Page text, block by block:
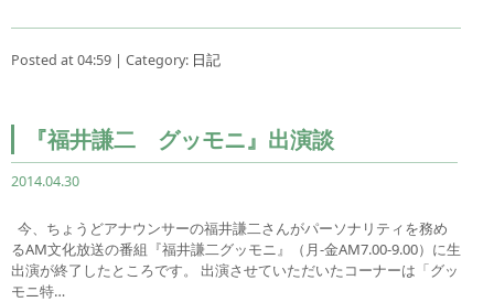
Posted at 04:59 | Category: 日記
『福井謙二 グッモニ』出演談
2014.04.30
今、ちょうどアナウンサーの福井謙二さんがパーソナリティを務め
るAM文化放送の番組『福井謙二グッモニ』（月-金AM7.00-9.00）に生
出演が終了したところです。 出演させていただいたコーナーは「グッ
モニ特…